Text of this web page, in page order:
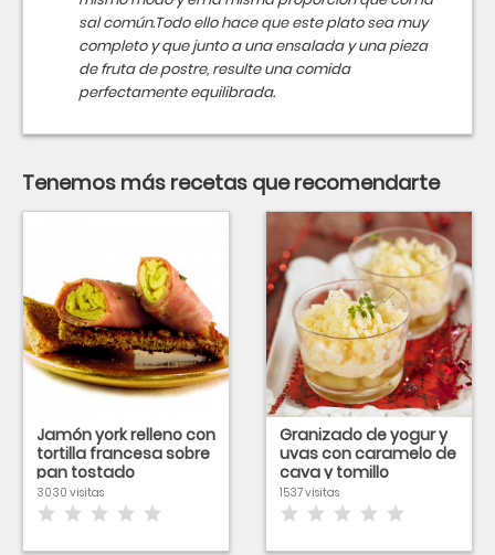
sal común.Todo ello hace que este plato sea muy
completo y que junto a una ensalada y una pieza
de fruta de postre, resulte una comida
perfectamente equilibrada.
Tenemos más recetas que recomendarte
Jamón york relleno con
tortilla francesa sobre
pan tostado
3030 visitas
Granizado de yogur y
uvas con caramelo de
cava y tomillo
1537 visitas